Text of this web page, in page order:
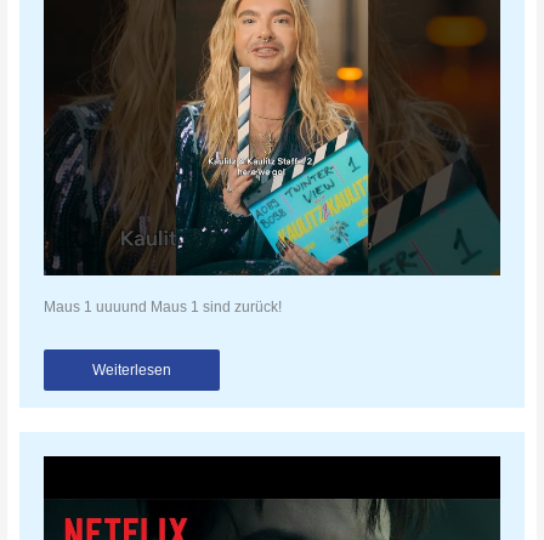
Maus 1 uuuund Maus 1 sind zurück!
Weiterlesen